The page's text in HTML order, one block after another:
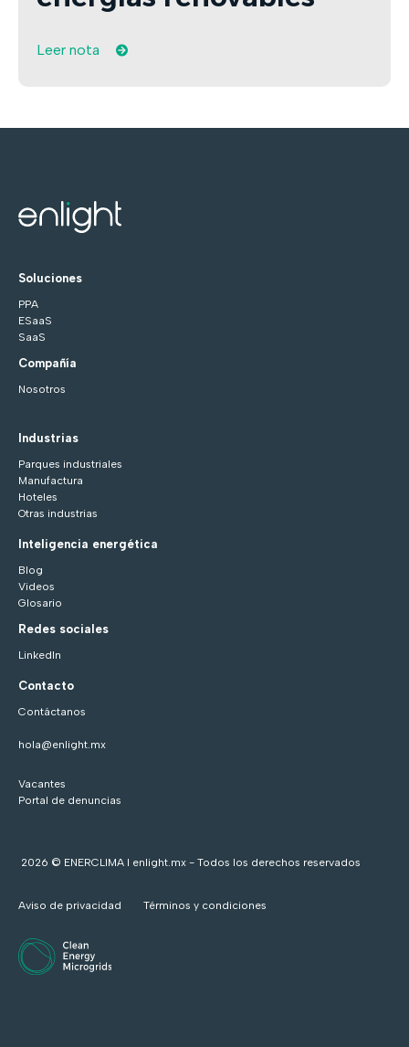
Leer nota
Soluciones
PPA
ESaaS
SaaS
Compañía
Nosotros
Industrias
Parques industriales
Manufactura
Hoteles
Otras industrias
Inteligencia energética
Blog
Videos
Glosario
Redes sociales
LinkedIn
Contacto
Contáctanos
hola@enlight.mx
Vacantes
Portal de denuncias
2026 © ENERCLIMA I enlight.mx - Todos los derechos reservados
Aviso de privacidad Términos y condiciones